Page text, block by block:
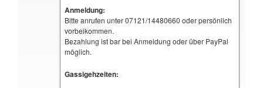
Anmeldung:
Bitte anrufen unter 07121/14480660 oder persönlich
vorbeikommen.
Bezahlung ist bar bei Anmeldung oder über PayPal
möglich.
Gassigehzeiten: